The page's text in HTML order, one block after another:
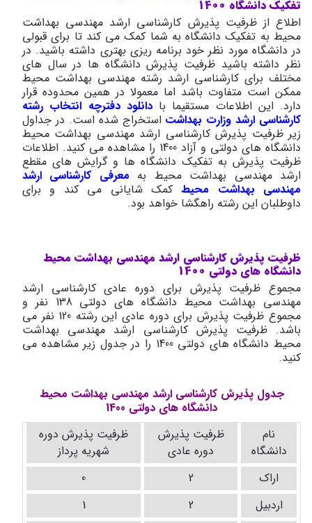
تفکیک دانشگاه 1400
اطلاع از ظرفیت پذیرش کارشناسی ارشد مهندسی بهداشت
محیط به تفکیک دانشگاه به شما کمک می کند تا برای قبولی
در دانشگاه مورد نظر خود برنامه ریزی بهتری داشته باشید. در
نظر داشته باشید ظرفیت پذیرش دانشگاه ها در سال های
مختلف برای کارشناسی ارشد رشته مهندسی بهداشت محیط
ممکن است متفاوت باشد اما معمولا در همین محدوده قرار
دارد. این اطلاعات مستقیما بادانلود دفترچه انتخاب رشته
کارشناسی ارشد وزارت بهداشت استخراج شده است. در جداول
زیر ظرفیت پذیرش کارشناسی ارشد مهندسی بهداشت محیط
دانشگاه های دولتی و آزاد 1400 را مشاهده می کنید. اطلاعات
ظرفیت پذیرش به تفکیک دانشگاه ها و گرایش های مقطع
ارشد مهندسی بهداشت محیط به معرفی کارشناسی ارشد
مهندسی بهداشت محیطکمک شایانی می کند و برای
داوطلبان این رشته راهگشا خواهد بود.
ظرفیت پذیرش کارشناسی ارشد مهندسی بهداشت محیط
دانشگاه های دولتی 1400
مجموع ظرفیت پذیرش برای دوره عادی کارشناسی ارشد
مهندسی بهداشت محیط دانشگاه های دولتی 138 نفر و
مجموع ظرفیت پذیرش برای دوره عادی این رشته 120 نفر می
باشد. ظرفیت پذیرش کارشناسی ارشد مهندسی بهداشت
محیط دانشگاه های دولتی 1400 را در جدول زیر مشاهده می
کنید.
جدول پذیرش کارشناسی ارشد مهندسی بهداشت محیط
دانشگاه های دولتی 1400
نام
دانشگاه
ظرفیت پذیرش
دوره عادی
ظرفیت پذیرش دوره
شهریه پرداز
اراک
2
0
اردبیل
2
1